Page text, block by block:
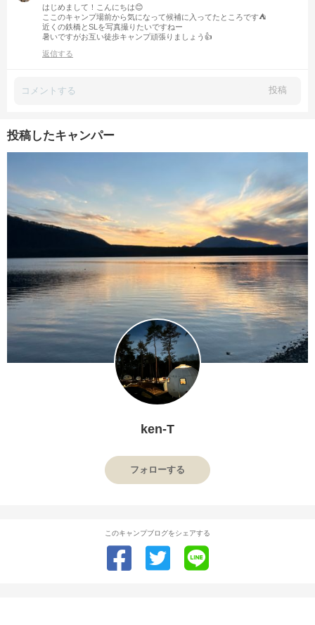
はじめまして！こんにちは😊
ここのキャンプ場前から気になって候補に入ってたところです⛺️
近くの鉄橋とSLを写真撮りたいですねー
暑いですがお互い徒歩キャンプ頑張りましょう👍
返信する
投稿
投稿したキャンパー
ken-T
フォローする
このキャンプブログをシェアする